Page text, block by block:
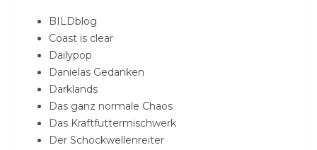
BILDblog
Coast is clear
Dailypop
Danielas Gedanken
Darklands
Das ganz normale Chaos
Das Kraftfuttermischwerk
Der Schockwellenreiter